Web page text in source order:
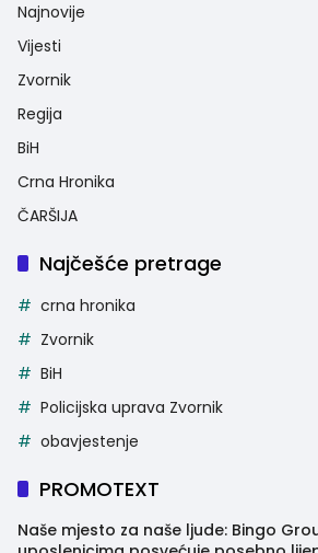
Najnovije
Vijesti
Zvornik
Regija
BiH
Crna Hronika
ČARŠIJA
Najčešće pretrage
crna hronika
Zvornik
BiH
Policijska uprava Zvornik
obavjestenje
PROMOTEXT
Naše mjesto za naše ljude: Bingo